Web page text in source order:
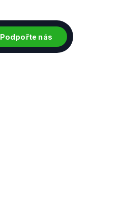
Podpořte nás